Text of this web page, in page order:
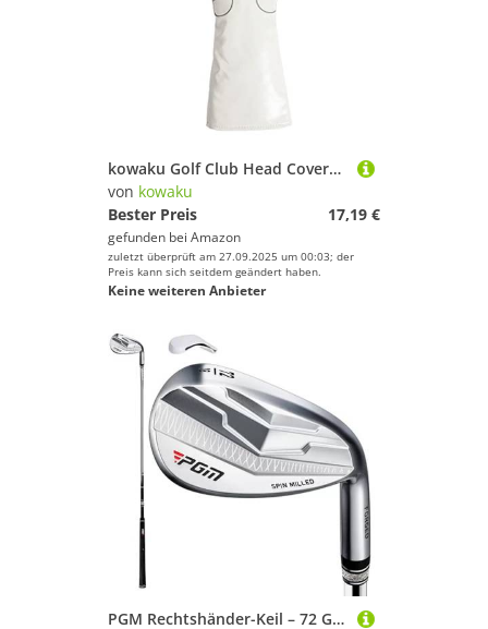
kowaku Golf Club Head Covers Thick Golf Cue Protection Equipment Cat Pattern Wedges Putter Cue Headcover for Outdoor Travel Golfer Unisex Anfänger, Driver White
von kowaku
Bester Preis
17,19 €
gefunden bei Amazon
zuletzt überprüft am 27.09.2025 um 00:03; der
Preis kann sich seitdem geändert haben.
Keine weiteren Anbieter
PGM Rechtshänder-Keil – 72 Grad Premium Sand Wedge, Lob Wedge für Männer & Frauen – CNC Textured – Bunker Buster Escape Bunkers und Save Strokes Around The Green-High Loft Golf Club